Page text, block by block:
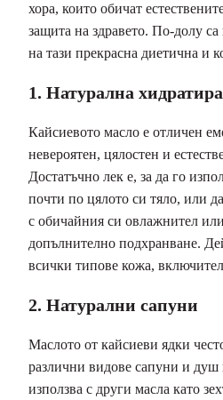
хора, които обичат
защита на здравето. По-долу
на тази прекрасна диетична и
1. Натурална
Кайсиевото масло е отличен
невероятен, цялостен и
Достатъчно лек е, за да го
почти по цялото си тяло, или
с обичайния си овлажнител
допълнително подхранване.
всички типове кожа,
2. Натурални сапуни
Маслото от кайсиеви ядки
различни видове сапуни и душ
използва с други масла като